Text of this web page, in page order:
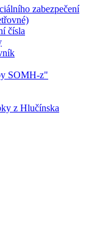
zabezpečení
čísla
SOMH-z"
z Hlučínska